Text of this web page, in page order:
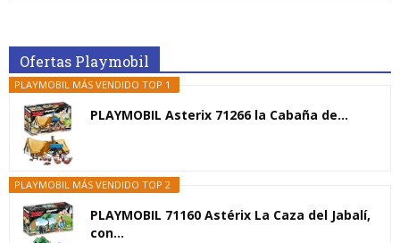
Ofertas Playmobil
PLAYMOBIL MÁS VENDIDO TOP 1
PLAYMOBIL Asterix 71266 la Cabaña de...
PLAYMOBIL MÁS VENDIDO TOP 2
PLAYMOBIL 71160 Astérix La Caza del Jabalí,
con...